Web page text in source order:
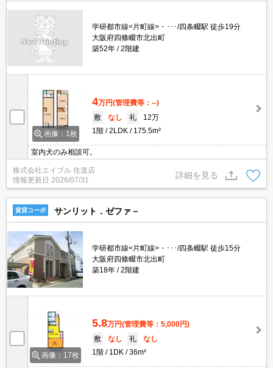
学研都市線<片町線>・･･･/四条畷駅 徒歩19分
大阪府四條畷市北出町
築52年
2階建
画像：1枚
4万円(管理費等：--)
敷
なし 礼
12万
1階
2LDK 175.5m²
室内犬のみ相談可。
株式会社エイブル 住道店
情報更新日 2026/07/31
詳細を見る
賃貸コーポ サンリット．ゼファ－
学研都市線<片町線>・･･･/四条畷駅 徒歩15分
大阪府四條畷市北出町
築18年
2階建
画像：17枚
5.8万円(管理費等：5,000円)
敷
なし 礼
なし
1階
1DK 36m²